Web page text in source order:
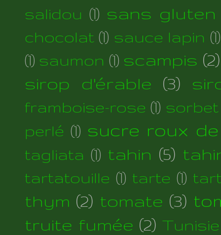
salidou (1) sans gluten
chocolat (1) sauce lapin (1)
(1) saumon (1) scampis (2)
sirop d'érable
(3)
framboise-rose (1)
perlé (1) sucre roux
tagliata (1) tahin (5)
tartatouille (1) tarte (1)
thym (2) tomate (3)
truite fumée (2) Tunisie